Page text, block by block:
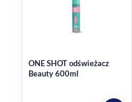
ONE SHOT odświeżacz
Beauty 600ml